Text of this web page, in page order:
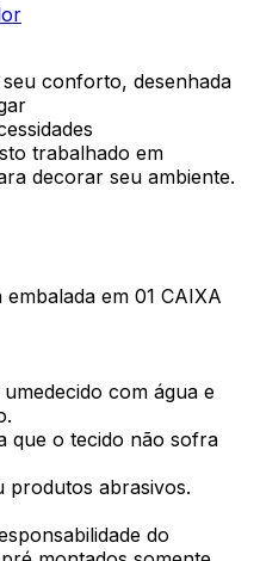
conforto, desenhada
trabalhado em
decorar seu ambiente.
em 01 CAIXA
com água e
que o tecido não sofra
produtos abrasivos.
do